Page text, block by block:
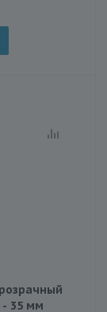
- 35 мм